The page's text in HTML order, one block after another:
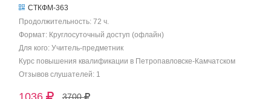
СТКФМ-363
Продолжительность: 72 ч.
Формат: Круглосуточный доступ (офлайн)
Для кого: Учитель-предметник
Курс повышения квалификации в Петропавловске-Камчатском
Отзывов слушателей: 1
1036 3700